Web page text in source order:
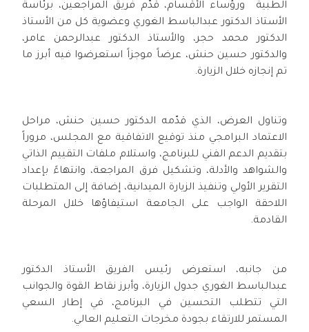
الطبية ورؤساء الأقسام، قدّم فريق المراجعين، برئاسة
الأستاذ الدكتور عبدالباسط الغوري وعضوية كل من الأستاذ
الدكتور محمد حجر، والأستاذ الدكتور عبدالرحمن عامر،
والدكتور حسين حنش، عرضاً موجزاً استعرضوا فيه أبرز ما
تم إنجازه خلال الزيارة.
وتناول العرض، الذي قدّمه الدكتور حسين حنش، مراحل
الاعتماد البرامجي منذ توقيع الاتفاقية مع المجلس، مروراً
بتقديم الدعم الفني للبرنامج، واستلام ملفات التقييم الذاتي
والشواهد والأدلة، وتشكيل فرق المراجعة، وانتهاءً بإعداد
التقرير الأولي وتنفيذ الزيارة الميدانية، إضافة إلى المتطلبات
اللاحقة الواجب على الجامعة استيفاؤها خلال المرحلة
القادمة.
من جانبه، استعرض رئيس الفريق الأستاذ الدكتور
عبدالباسط الغوري جدول الزيارة، وأبرز نقاط القوة والجوانب
التي تتطلب التحسين في البرنامج، في إطار السعي
المستمر للارتقاء بجودة مخرجات التعليم العالي.